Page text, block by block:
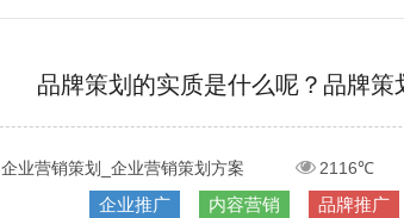
品牌策划的实质是什么呢？品牌策
企业营销策划_企业营销策划方案 2116℃
企业推广 内容营销 品牌推广